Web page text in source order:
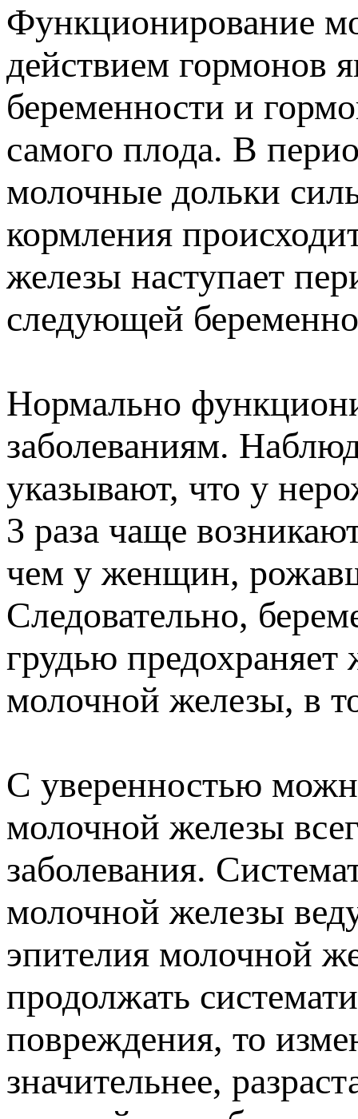
Функционирование
действием гормонов
беременности и
самого плода. В
молочные дольки
кормления
железы наступает
следующей
Нормально
заболеваниям.
указывают, что у
3 раза чаще
чем у женщин,
Следовательно,
грудью
молочной железы, в
С уверенностью
молочной железы
заболевания.
молочной железы
эпителия молочной
продолжать
повреждения, то
значительнее,